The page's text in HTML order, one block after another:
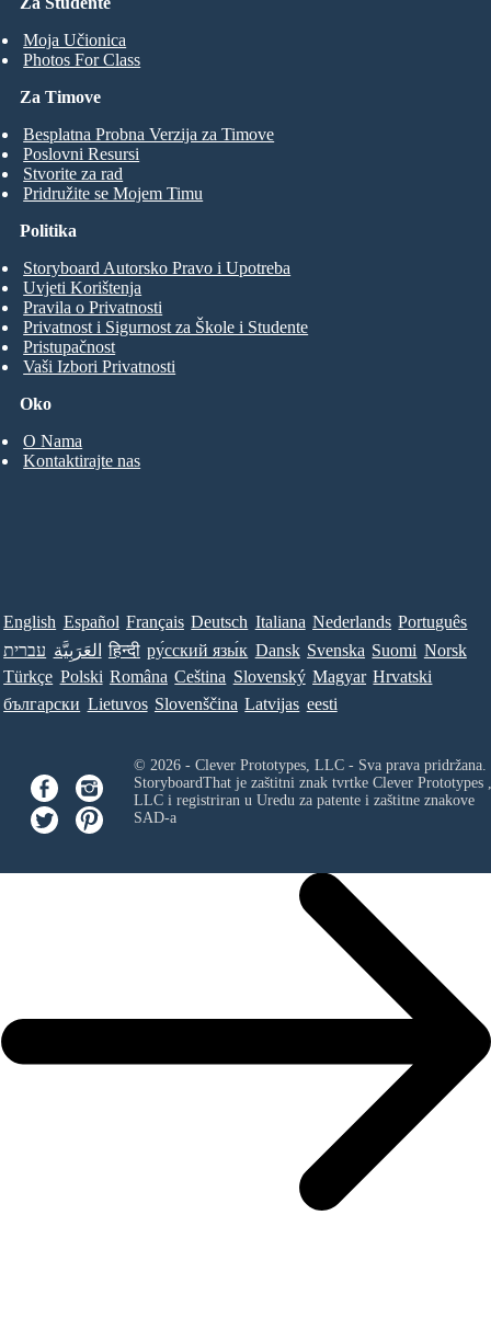
Moja Učionica
Photos For Class
Za Timove
Besplatna Probna Verzija za Timove
Poslovni Resursi
Stvorite za rad
Pridružite se Mojem Timu
Oko
O Nama
Kontaktirajte nas
Politika
Storyboard Autorsko Pravo i Upotreba
Uvjeti Korištenja
Pravila o Privatnosti
Privatnost i Sigurnost za Škole i Studente
Pristupačnost
Vaši Izbori Privatnosti
English Español Français Deutsch Italiana Nederlands Português
עברית العَرَبِيَّة हिन्दी ру́сский язы́к Dansk Svenska Suomi Norsk
Türkçe Polski Româna Ceština Slovenský Magyar Hrvatski
български Lietuvos Slovenščina Latvijas eesti
© 2026 - Clever Prototypes, LLC - Sva prava pridržana.
StoryboardThat je zaštitni znak tvrtke Clever Prototypes ,
LLCi registriran u Uredu za patente i zaštitne znakove
SAD-a